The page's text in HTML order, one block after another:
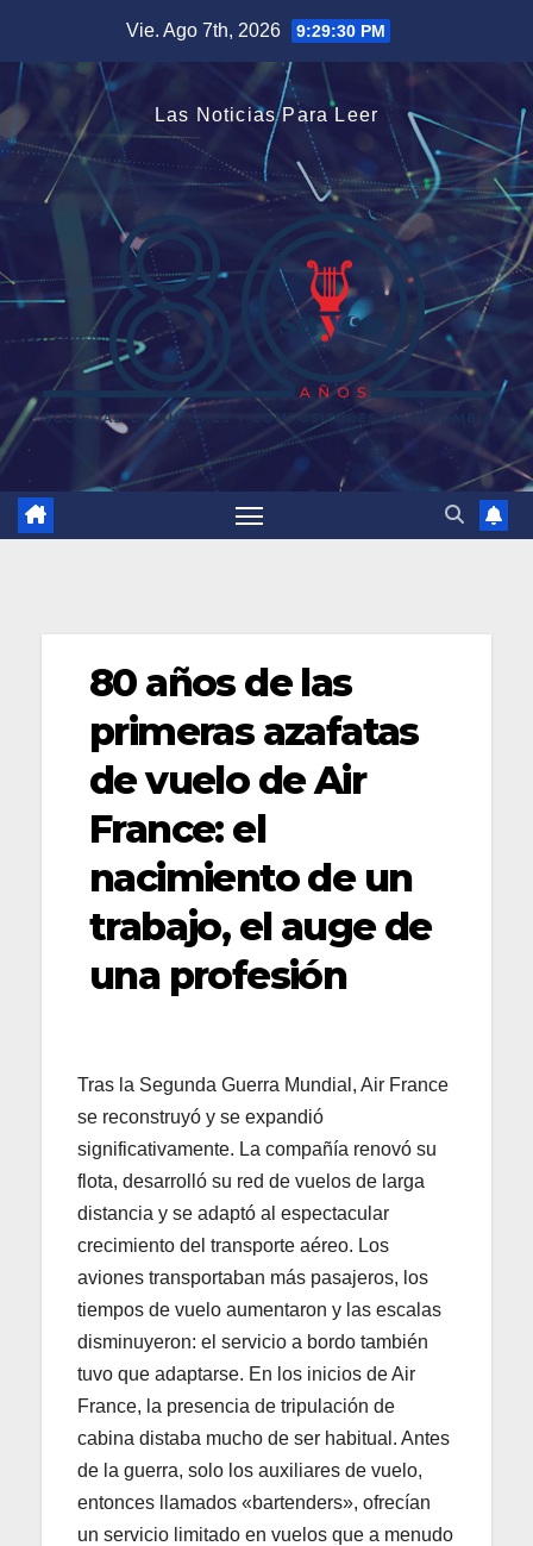
contenido
Vie. Ago 7th, 2026 9:29:31 PM
Las Noticias Para Leer
80 años de las
primeras azafatas
de vuelo de Air
France: el
nacimiento de un
trabajo, el auge de
una profesión
Tras la Segunda Guerra Mundial, Air France
se reconstruyó y se expandió
significativamente. La compañía renovó su
flota, desarrolló su red de vuelos de larga
distancia y se adaptó al espectacular
crecimiento del transporte aéreo. Los
aviones transportaban más pasajeros, los
tiempos de vuelo aumentaron y las escalas
disminuyeron: el servicio a bordo también
tuvo que adaptarse. En los inicios de Air
France, la presencia de tripulación de
cabina distaba mucho de ser habitual. Antes
de la guerra, solo los auxiliares de vuelo,
entonces llamados «bartenders», ofrecían
un servicio limitado en vuelos que a menudo